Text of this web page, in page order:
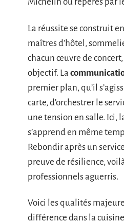
La réussite se construit
maîtres d’hôtel,
chacun œuvre de
objectif. La
premier plan, qu’il
carte, d’orchestrer le
une tension en salle. Ici,
s’apprend en même
Rebondir après un
preuve de résilience,
professionnels aguerris.
Voici les qualités
différence dans la